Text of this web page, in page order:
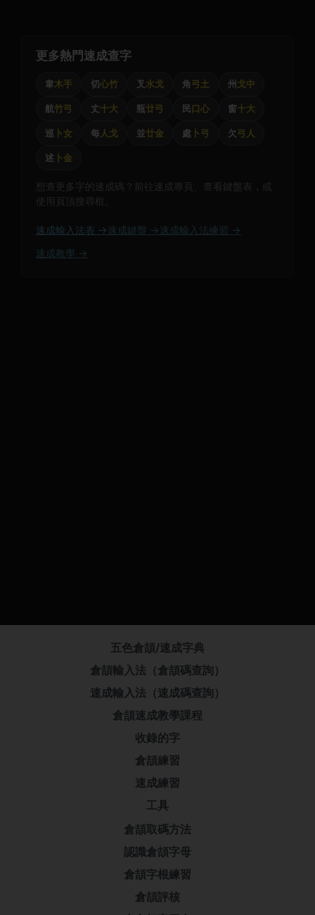
更多熱門速成查字
韋木手 切心竹 叉 水戈 角弓土 州 戈中
航竹弓 丈十大 瓶廿弓 民口心 窗十大
巡 卜女 每人戈 並廿金 處 卜弓 欠弓人
述 卜金
想查更多字的速成碼？前往速成專頁、查看鍵盤表，或
使用頁頂搜尋框。
速成輸入法表 → 速成鍵盤 → 速成輸入法練習 →
速成教學 →
五色倉頡/速成字典
倉頡輸入法（倉頡碼查詢）
速成輸入法（速成碼查詢）
倉頡速成教學課程
收錄的字
倉頡練習
速成練習
工具
倉頡取碼方法
認識倉頡字母
倉頡字根練習
倉頡評核